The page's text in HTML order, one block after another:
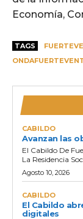
Economía,
TAGS
CABILDO
Avanzan las
El Cabildo De
La Residencia
Agosto 10, 2026
CABILDO
El Cabildo
digitales